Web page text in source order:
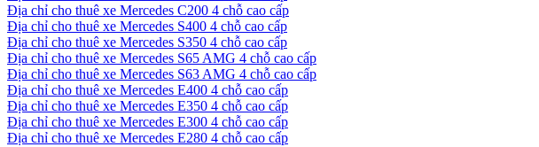
Địa chỉ cho thuê xe Mercedes C200 4 chỗ cao cấp
Địa chỉ cho thuê xe Mercedes S400 4 chỗ cao cấp
Địa chỉ cho thuê xe Mercedes S350 4 chỗ cao cấp
Địa chỉ cho thuê xe Mercedes S65 AMG 4 chỗ cao cấp
Địa chỉ cho thuê xe Mercedes S63 AMG 4 chỗ cao cấp
Địa chỉ cho thuê xe Mercedes E400 4 chỗ cao cấp
Địa chỉ cho thuê xe Mercedes E350 4 chỗ cao cấp
Địa chỉ cho thuê xe Mercedes E300 4 chỗ cao cấp
Địa chỉ cho thuê xe Mercedes E280 4 chỗ cao cấp